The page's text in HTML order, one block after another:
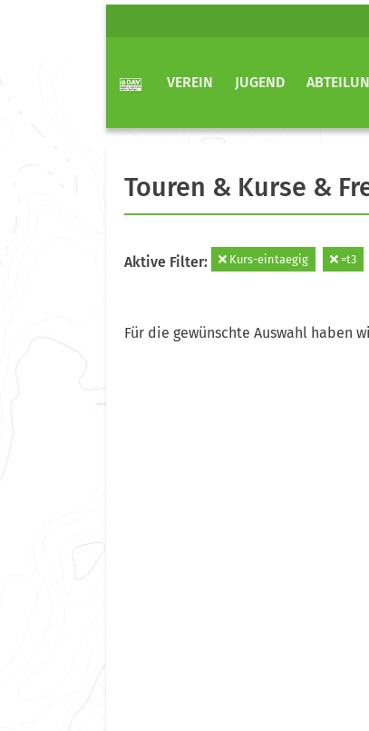
VEREIN JUGEND
Touren & Kurse &
Aktive Filter: Kurs-eintaegig =t3
Für die gewünschte Auswahl haben